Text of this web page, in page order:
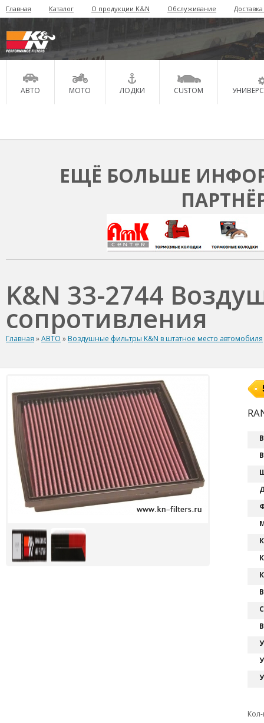
Главная Каталог О продукции K&N Обслуживание
АВТО МОТО ЛОДКИ CUSTOM
ЕЩЁ БОЛЬШЕ
K&N 33-2744
сопротивления
Главная »АВТО » Воздушные фильтры K&N в штатное место автомобиля